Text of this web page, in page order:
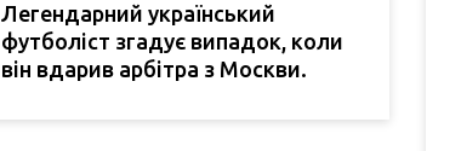
Легендарний український
футболіст згадує випадок, коли
він вдарив арбітра з Москви.